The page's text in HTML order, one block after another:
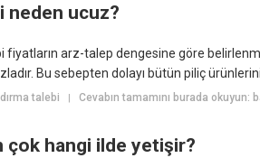
neden ucuz?
fiyatların arz-talep dengesine göre
Bu sebepten dolayı bütün piliç
talebi | Cevabın tamamını burada okuyun:
çok hangi ilde yetişir?